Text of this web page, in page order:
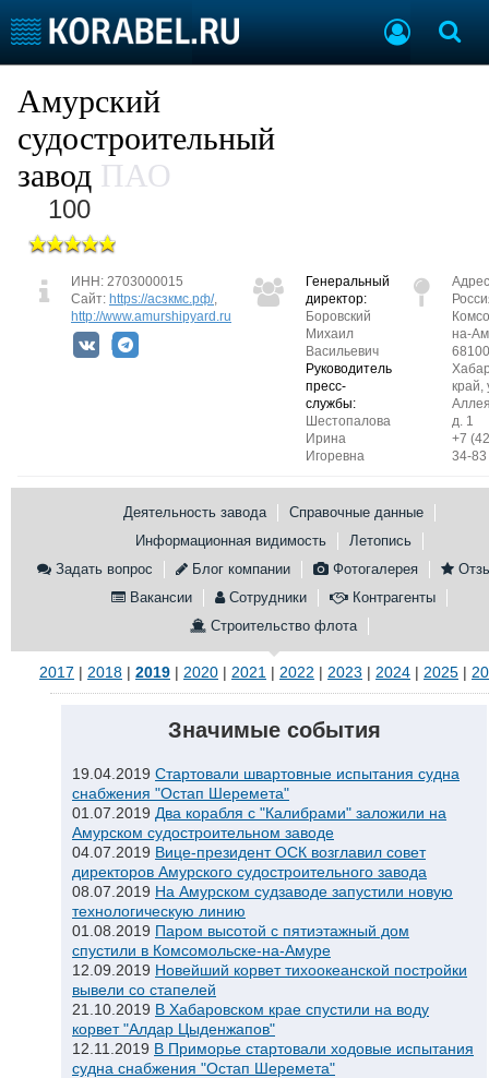
Предприятия
Пульс отрасли
Рейтинг
О рейтинге
Судостроение
Пульс
Новости
Компании
Репутация
Доска объявлений
Продажа флота
Оборудование
Конференции
Выставки и семинары
Личности
Флот
Галерея флота
Форум
Отзывы
Все службы
Амурский
судостроительный
завод ПАО
100
ИНН: 2703000015
Сайт: https://асзкмс.рф/,
http://www.amurshipyard.ru
Генеральный
директор:
Боровский
Михаил
Васильевич
Руководитель
пресс-
службы:
Шестопалова
Ирина
Игоревна
на-
край,
д. 1
+7
34-83
Деятельность завода
Справочные данные
Информационная видимость
Летопись
Задать вопрос
Блог компании Фотогалерея
Вакансии
Сотрудники
Контрагенты
Строительство флота
2017 | 2018 | 2019 | 2020 | 2021 | 2022 | 2023 | 2024 | 2025 |
Значимые события
19.04.2019 Стартовали швартовные испытания судна
снабжения "Остап Шеремета"
01.07.2019 Два корабля с "Калибрами" заложили на
Амурском судостроительном заводе
04.07.2019 Вице-президент ОСК возглавил совет
директоров Амурского судостроительного завода
08.07.2019 На Амурском судзаводе запустили новую
технологическую линию
01.08.2019 Паром высотой с пятиэтажный дом
спустили в Комсомольске-на-Амуре
12.09.2019 Новейший корвет тихоокеанской постройки
вывели со стапелей
21.10.2019 В Хабаровском крае спустили на воду
корвет "Алдар Цыденжапов"
12.11.2019 В Приморье стартовали ходовые испытания
судна снабжения "Остап Шеремета"